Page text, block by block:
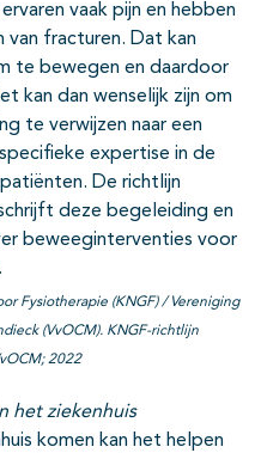
vaak pijn en hebben
van fracturen. Dat kan
te bewegen en daardoor
kan dan wenselijk zijn om
te verwijzen naar een
expertise in de
De richtlijn
deze begeleiding en
beweeginterventies voor
Fysiotherapie (KNGF) / Vereniging
(VvOCM). KNGF-richtlijn
2022
het ziekenhuis
komen kan het helpen